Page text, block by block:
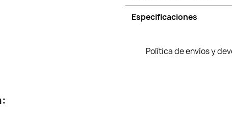
Especificaciones
Política de envíos y